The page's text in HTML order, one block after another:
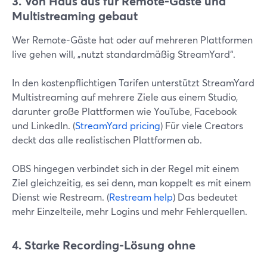
Multistreaming gebaut
Wer Remote-Gäste hat oder auf mehreren Plattformen
live gehen will, „nutzt standardmäßig StreamYard“.
In den kostenpflichtigen Tarifen unterstützt StreamYard
Multistreaming auf mehrere Ziele aus einem Studio,
darunter große Plattformen wie YouTube, Facebook
und LinkedIn. (StreamYard pricing) Für viele Creators
deckt das alle realistischen Plattformen ab.
OBS hingegen verbindet sich in der Regel mit einem
Ziel gleichzeitig, es sei denn, man koppelt es mit einem
Dienst wie Restream. (Restream help) Das bedeutet
mehr Einzelteile, mehr Logins und mehr Fehlerquellen.
4. Starke Recording-Lösung ohne